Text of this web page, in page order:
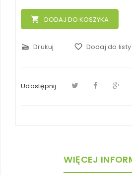
local_grocery_store DODAJ DO KOSZYKA
scanner Drukuj favorite_border Dodaj do
Udostępnij
WIĘCEJ